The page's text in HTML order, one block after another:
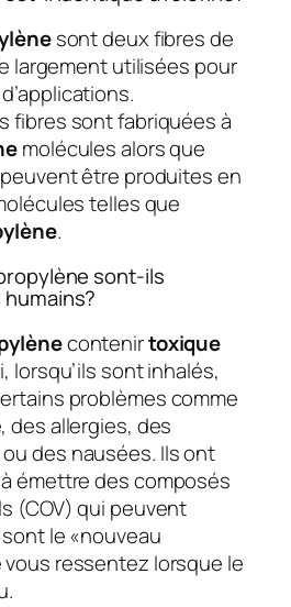
sont deux fibres de
largement utilisées pour
fibres sont fabriquées à
molécules alors que
être produites en
telles que
.
sont-ils
contenirtoxique
lorsqu’ils sont inhalés,
problèmes comme
des allergies, des
des nausées. Ils ont
émettre des composés
(COV) qui peuvent
le «nouveau
vous ressentez lorsque le